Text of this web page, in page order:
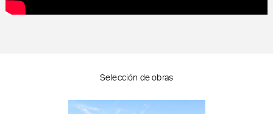
Selección de obras